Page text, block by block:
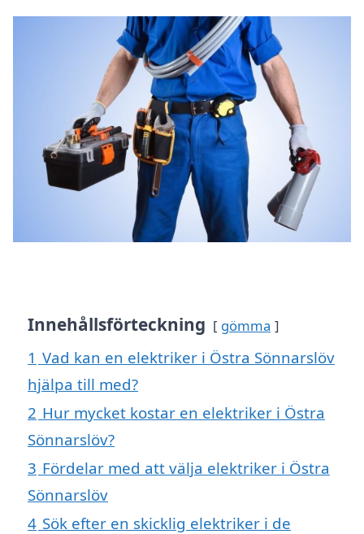
Innehållsförteckning gömma
1 Vad kan en elektriker i Östra Sönnarslöv
hjälpa till med?
2 Hur mycket kostar en elektriker i Östra
Sönnarslöv?
3 Fördelar med att välja elektriker i Östra
Sönnarslöv
4 Sök efter en skicklig elektriker i de